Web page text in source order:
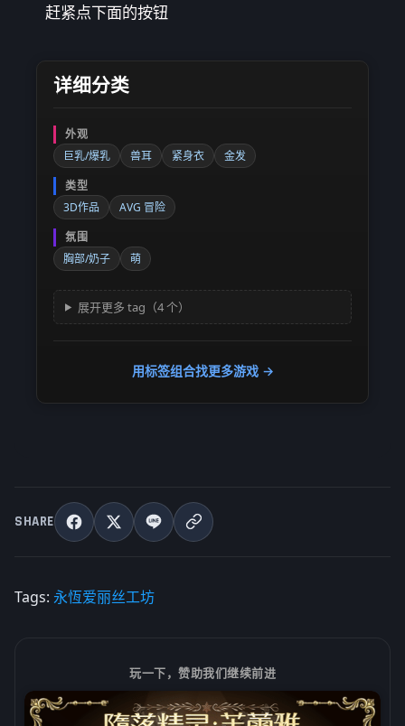
赶紧点下面的按钮
详细分类
外观
巨乳/爆乳
兽耳 紧身衣
金发
类型
3D作品
AVG 冒险
氛围
胸部/奶子
萌
展开更多 tag（4 个）
用标签组合找更多游戏 →
SHARE
Tags: 永恆爱丽丝工坊
玩一下，赞助我们继续前进